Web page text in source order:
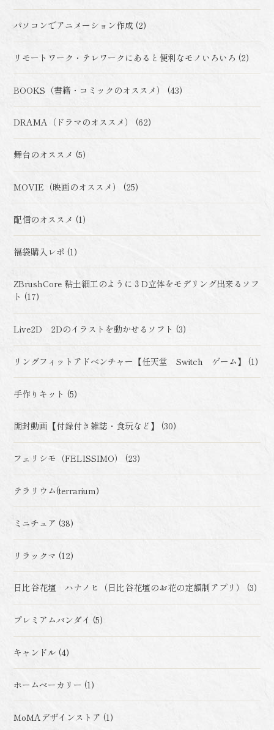
パソコンでアニメーション作成 (2)
リモートワーク・テレワークにあると便利なモノいろいろ (2)
BOOKS（書籍・コミックのオススメ） (43)
DRAMA（ドラマのオススメ） (62)
舞台のオススメ (5)
MOVIE（映画のオススメ） (25)
配信のオススメ (1)
福袋購入レポ (1)
ZBrushCore 粘土細工のように３D立体をモデリング出来るソフ
ト (17)
Live2D 2Dのイラストを動かせるソフト (3)
リングフィットアドベンチャー【任天堂 Switch ゲーム】 (1)
手作りキット (5)
開封動画【付録付き雑誌・食玩など】 (30)
フェリシモ（FELISSIMO） (23)
テラリウム(terrarium)
ミニチュア (38)
リラックマ (12)
日比谷花壇 ハナノヒ（日比谷花壇のお花の定額制アプリ） (3)
プレミアムバンダイ (5)
キャンドル (4)
ホームベーカリー (1)
MoMAデザインストア (1)